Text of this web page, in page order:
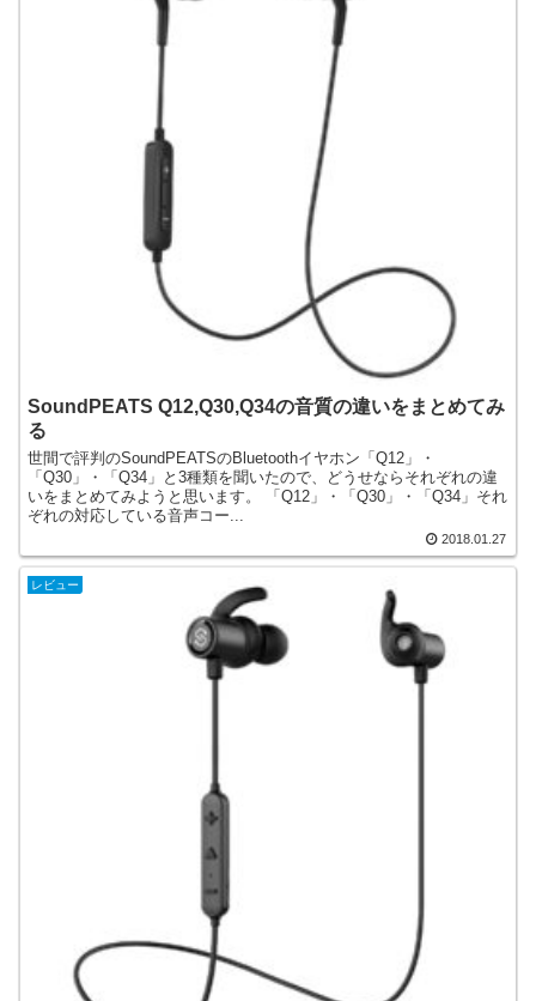
SoundPEATS Q12,Q30,Q34の音質の違いをまとめてみ
る
世間で評判のSoundPEATSのBluetoothイヤホン「Q12」・
「Q30」・「Q34」と3種類を聞いたので、どうせならそれぞれの違
いをまとめてみようと思います。 「Q12」・「Q30」・「Q34」それ
ぞれの対応している音声コー...
2018.01.27
レビュー